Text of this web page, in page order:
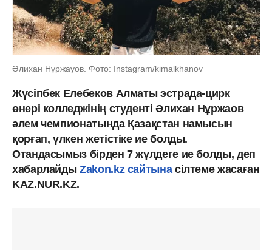
Әлихан Нұржауов. Фото: Instagram/kimalkhanov
Жүсіпбек Елебеков Алматы эстрада-цирк
өнері колледжінің студенті Әлихан Нұржаов
әлем чемпионатында Қазақстан намысын
қорғап, үлкен жетістіке ие болды.
Отандасымыз бірден 7 жүлдеге ие болды, деп
хабарлайдыZakon.kz сайтынасілтеме жасаған
KAZ.NUR.KZ.